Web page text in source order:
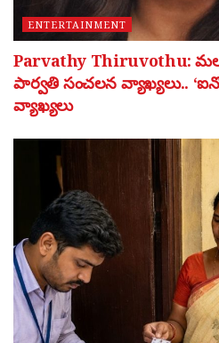
ENTERTAINMENT
Parvathy Thiruvothu:
పార్వతి సంచలన వ్యాఖ్యలు..
వ్యాఖ్యలు